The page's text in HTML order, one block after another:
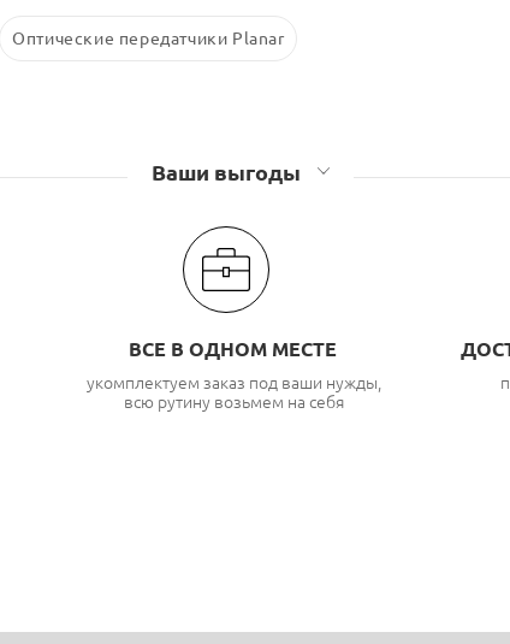
Оптические передатчики Planar
Ваши выгоды
ВСЕ В ОДНОМ МЕСТЕ
укомплектуем заказ под ваши нужды,
всю рутину возьмем на себя